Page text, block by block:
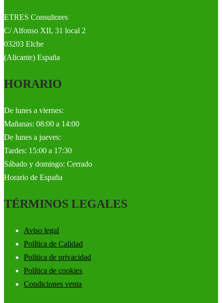
ETRES Consultores
C/ Alfonso XII, 31 local 2
03203 Elche
(Alicante) España
HORARIO
De lunes a viernes:
Mañanas: 08:00 a 14:00
De lunes a jueves:
Tardes: 15:00 a 17:30
Sábado y domingo: Cerrado
Horario de España
TÉRMINOS LEGALES
Aviso legal
Política de Calidad
Política de privacidad
Política de cookies
Condiciones venta